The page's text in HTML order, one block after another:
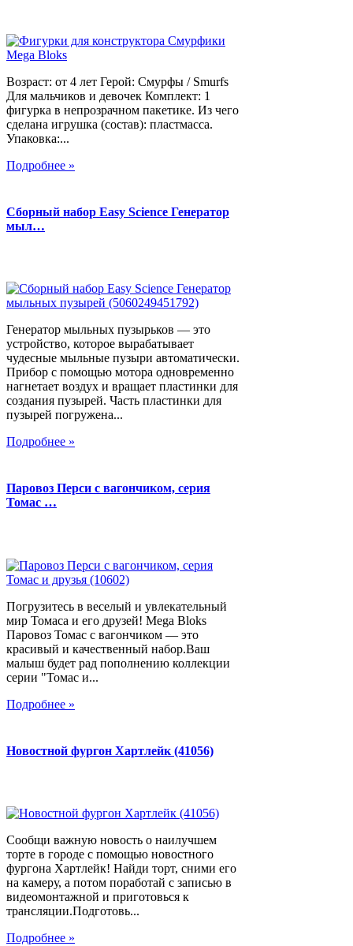
Возраст: от 4 лет Герой: Смурфы / Smurfs
Для мальчиков и девочек Комплект: 1
фигурка в непрозрачном пакетике. Из чего
сделана игрушка (состав): пластмасса.
Упаковка:...
Подробнее »
Сборный набор Easy Science Генератор
мыл…
Генератор мыльных пузырьков — это
устройство, которое вырабатывает
чудесные мыльные пузыри автоматически.
Прибор с помощью мотора одновременно
нагнетает воздух и вращает пластинки для
создания пузырей. Часть пластинки для
пузырей погружена...
Подробнее »
Паровоз Перси с вагончиком, серия
Томас …
Погрузитесь в веселый и увлекательный
мир Томаса и его друзей! Mega Bloks
Паровоз Томас с вагончиком — это
красивый и качественный набор.Ваш
малыш будет рад пополнению коллекции
серии "Томас и...
Подробнее »
Новостной фургон Хартлейк (41056)
Сообщи важную новость о наилучшем
торте в городе с помощью новостного
фургона Хартлейк! Найди торт, сними его
на камеру, а потом поработай с записью в
видеомонтажной и приготовься к
трансляции.Подготовь...
Подробнее »